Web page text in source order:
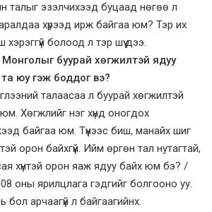
талыг эзэлчихээд буцаад нөгөө л
хүрээд ирж байгаа юм? Тэр их
болоод л тэр шүү дээ.
Монголыг буурай хөгжилтэй ядуу
юу гэж боддог вэ?
талаасаа л буурай хөгжилтэй
Хөгжлийг нэг хүнд оногдох
байгаа юм. Түүнээс биш, манайх шиг
орон байхгүй. Ийм өргөн тал нутагтай,
хүнтэй орон яаж ядуу байх юм бэ? /
оны ярилцлага гэдгийг болгооно уу.
арчаагүй л байгаагийнх.